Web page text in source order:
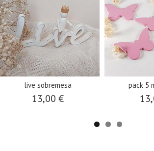
live sobremesa
13,00 €
pack 5